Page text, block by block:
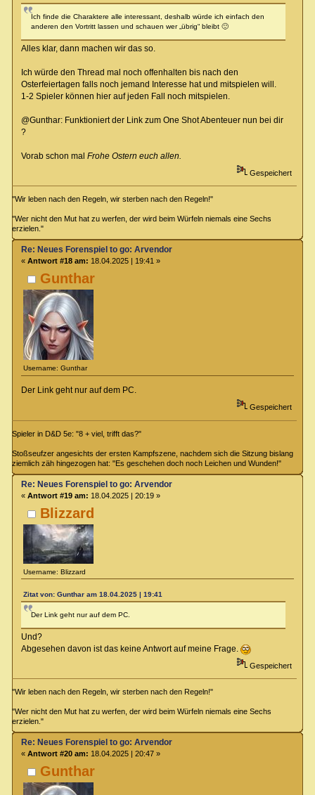
Ich finde die Charaktere alle interessant, deshalb würde ich einfach den
anderen den Vortritt lassen und schauen wer „übrig“ bleibt 🙂
Alles klar, dann machen wir das so.
Ich würde den Thread mal noch offenhalten bis nach den
Osterfeiertagen falls noch jemand Interesse hat und mitspielen will.
1-2 Spieler können hier auf jeden Fall noch mitspielen.
@Gunthar: Funktioniert der Link zum One Shot Abenteuer nun bei dir
?
Vorab schon mal Frohe Ostern euch allen.
Gespeichert
"Wir leben nach den Regeln, wir sterben nach den Regeln!"
"Wer nicht den Mut hat zu werfen, der wird beim Würfeln niemals eine Sechs
erzielen."
Gunthar
Username: Gunthar
Re: Neues Forenspiel to go: Arvendor
« Antwort #18 am: 18.04.2025 | 19:41 »
Der Link geht nur auf dem PC.
Gespeichert
Spieler in D&D 5e: "8 + viel, trifft das?"
Stoßseufzer angesichts der ersten Kampfszene, nachdem sich die Sitzung bislang
ziemlich zäh hingezogen hat: "Es geschehen doch noch Leichen und Wunden!"
Blizzard
Username: Blizzard
Re: Neues Forenspiel to go: Arvendor
« Antwort #19 am: 18.04.2025 | 20:19 »
Zitat von: Gunthar am 18.04.2025 | 19:41
Der Link geht nur auf dem PC.
Und?
Abgesehen davon ist das keine Antwort auf meine Frage.
Gespeichert
"Wir leben nach den Regeln, wir sterben nach den Regeln!"
"Wer nicht den Mut hat zu werfen, der wird beim Würfeln niemals eine Sechs
erzielen."
Gunthar
Re: Neues Forenspiel to go: Arvendor
« Antwort #20 am: 18.04.2025 | 20:47 »